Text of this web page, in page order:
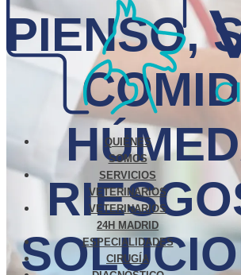
QUIÉNES
SOMOS
SERVICIOS
VETERINARIOS
VETERINARIOS
24H MADRID
ESPECIALIDADES
CIRUGÍA
PIENSO,